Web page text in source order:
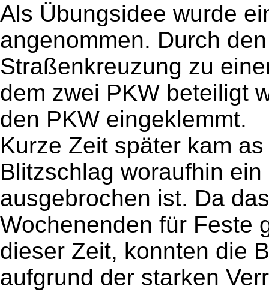
Als Übungsidee wurde
angenommen. Durch
Straßenkreuzung zu
dem zwei PKW beteiligt
den PKW eingeklemmt.
Kurze Zeit später kam
Blitzschlag woraufhin
ausgebrochen ist. Da
Wochenenden für Feste
dieser Zeit, konnten die
aufgrund der starken